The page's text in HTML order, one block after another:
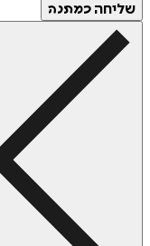
שליחה כמתנה